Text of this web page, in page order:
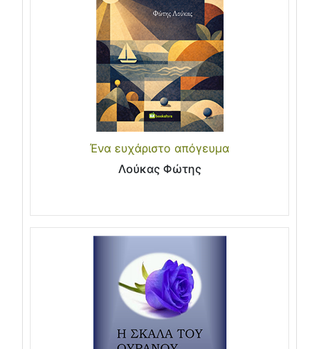
Ένα ευχάριστο απόγευμα
Λούκας Φώτης